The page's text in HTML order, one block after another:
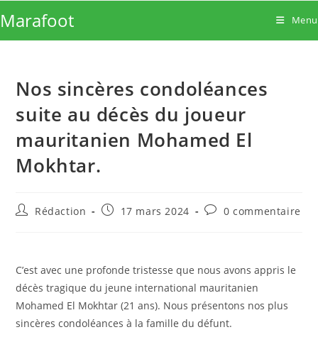
to
content
Marafoot Menu
Nos sincères condoléances
suite au décès du joueur
mauritanien Mohamed El
Mokhtar.
Auteur/autrice
Rédaction
Publication
17 mars 2024
Commentaires
0 commentaire
C’est avec une profonde tristesse que nous avons appris le
décès tragique du jeune international mauritanien
Mohamed El Mokhtar (21 ans). Nous présentons nos plus
sincères condoléances à la famille du défunt.